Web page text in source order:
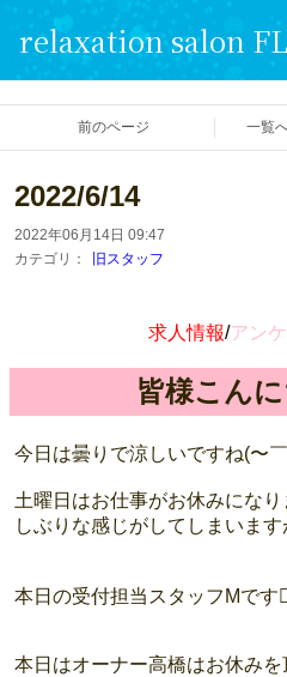
relaxation salon
前のページ 一覧
2022/6/14
2022年06月14日 09:47
カテゴリ：
旧スタッフ
求人情報/アン
皆様こんに
今日は曇りで涼しいですね(〜
土曜日はお仕事がお休みにな
しぶりな感じがしてしまいま
本日の受付担当スタッフMです
本日はオーナー高橋はお休み